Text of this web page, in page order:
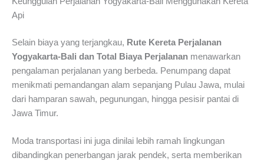
Api
Selain biaya yang terjangkau, Rute Kereta Perjalanan
Yogyakarta-Bali dan Total Biaya Perjalanan menawarkan
pengalaman perjalanan yang berbeda. Penumpang dapat
menikmati pemandangan alam sepanjang Pulau Jawa, mulai
dari hamparan sawah, pegunungan, hingga pesisir pantai di
Jawa Timur.
Moda transportasi ini juga dinilai lebih ramah lingkungan
dibandingkan penerbangan jarak pendek, serta memberikan